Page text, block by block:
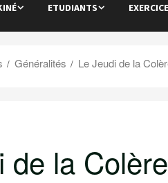
ETUDIANTS
Généralités Le Jeudi de la
de la